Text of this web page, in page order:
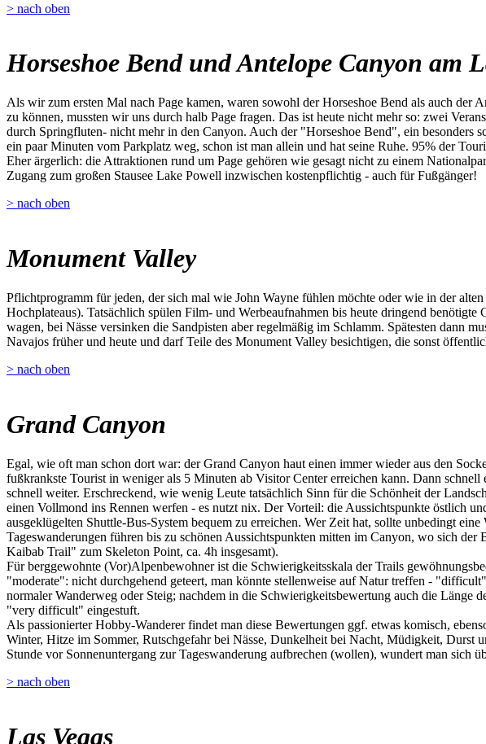
> nach oben
Horseshoe Bend und Antelope Canyon am
Als wir zum ersten Mal nach Page kamen, waren sowohl der Horseshoe Bend als auch
zu können, mussten wir uns durch halb Page fragen. Das ist heute nicht mehr so: zwei
durch Springfluten- nicht mehr in den Canyon. Auch der "Horseshoe Bend", ein besonders
ein paar Minuten vom Parkplatz weg, schon ist man allein und hat seine Ruhe. 95% der
Eher ärgerlich: die Attraktionen rund um Page gehören wie gesagt nicht zu einem
Zugang zum großen Stausee Lake Powell inzwischen kostenpflichtig - auch für Fußgänger!
> nach oben
Monument Valley
Pflichtprogramm für jeden, der sich mal wie John Wayne fühlen möchte oder wie in der
Hochplateaus). Tatsächlich spülen Film- und Werbeaufnahmen bis heute dringend
wagen, bei Nässe versinken die Sandpisten aber regelmäßig im Schlamm. Spätesten dann
Navajos früher und heute und darf Teile des Monument Valley besichtigen, die sonst
> nach oben
Grand Canyon
Egal, wie oft man schon dort war: der Grand Canyon haut einen immer wieder aus den
fußkrankste Tourist in weniger als 5 Minuten ab Visitor Center erreichen kann. Dann
schnell weiter. Erschreckend, wie wenig Leute tatsächlich Sinn für die Schönheit der
einen Vollmond ins Rennen werfen - es nutzt nix. Der Vorteil: die Aussichtspunkte östlich
ausgeklügelten Shuttle-Bus-System bequem zu erreichen. Wer Zeit hat, sollte unbedingt
Tageswanderungen führen bis zu schönen Aussichtspunkten mitten im Canyon, wo sich
Kaibab Trail" zum Skeleton Point, ca. 4h insgesamt).
Für berggewohnte (Vor)Alpenbewohner ist die Schwierigkeitsskala der Trails
"moderate": nicht durchgehend geteert, man könnte stellenweise auf Natur treffen -
normaler Wanderweg oder Steig; nachdem in die Schwierigkeitsbewertung auch die Länge
"very difficult" eingestuft.
Als passionierter Hobby-Wanderer findet man diese Bewertungen ggf. etwas komisch,
Winter, Hitze im Sommer, Rutschgefahr bei Nässe, Dunkelheit bei Nacht, Müdigkeit, Durst
Stunde vor Sonnenuntergang zur Tageswanderung aufbrechen (wollen), wundert man sich
> nach oben
Las Vegas